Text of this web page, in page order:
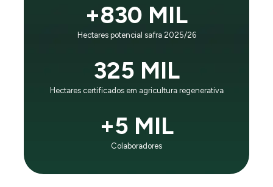
+830 MIL
Hectares potencial safra 2025/26
325 MIL
Hectares certificados em agricultura regenerativa
+5 MIL
Colaboradores